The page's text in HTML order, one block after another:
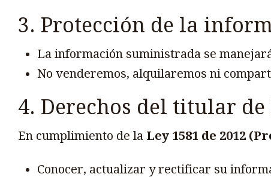
3. Protección de la
La información suministrada se
No venderemos, alquilaremos ni
4. Derechos del titular
En cumplimiento de la Ley 1581 de 2012
Conocer, actualizar y rectificar su